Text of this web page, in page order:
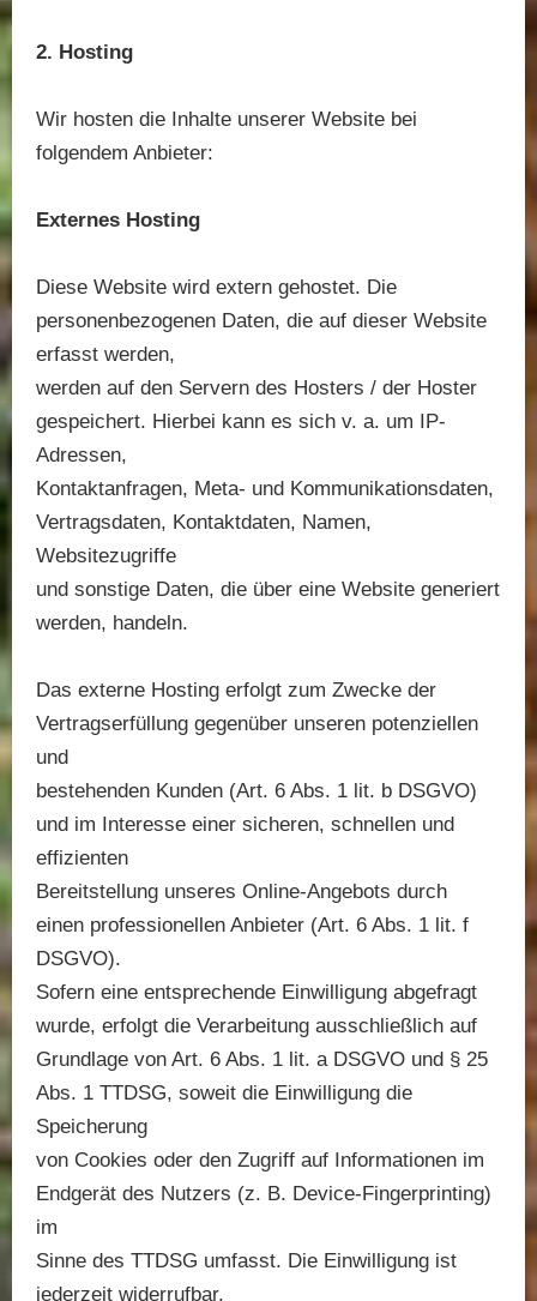
2. Hosting
Wir hosten die Inhalte unserer Website bei
folgendem Anbieter:
Externes Hosting
Diese Website wird extern gehostet. Die
personenbezogenen Daten, die auf dieser Website
erfasst werden,
werden auf den Servern des Hosters / der Hoster
gespeichert. Hierbei kann es sich v. a. um IP-
Adressen,
Kontaktanfragen, Meta- und Kommunikationsdaten,
Vertragsdaten, Kontaktdaten, Namen,
Websitezugriffe
und sonstige Daten, die über eine Website generiert
werden, handeln.
Das externe Hosting erfolgt zum Zwecke der
Vertragserfüllung gegenüber unseren potenziellen
und
bestehenden Kunden (Art. 6 Abs. 1 lit. b DSGVO)
und im Interesse einer sicheren, schnellen und
effizienten
Bereitstellung unseres Online-Angebots durch
einen professionellen Anbieter (Art. 6 Abs. 1 lit. f
DSGVO).
Sofern eine entsprechende Einwilligung abgefragt
wurde, erfolgt die Verarbeitung ausschließlich auf
Grundlage von Art. 6 Abs. 1 lit. a DSGVO und § 25
Abs. 1 TTDSG, soweit die Einwilligung die
Speicherung
von Cookies oder den Zugriff auf Informationen im
Endgerät des Nutzers (z. B. Device-Fingerprinting)
im
Sinne des TTDSG umfasst. Die Einwilligung ist
jederzeit widerrufbar.